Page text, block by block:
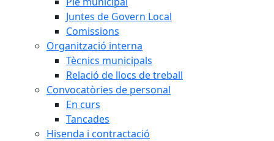
Juntes de Govern Local
Comissions
Organització interna
Tècnics municipals
Relació de llocs de treball
Convocatòries de personal
En curs
Tancades
Hisenda i contractació